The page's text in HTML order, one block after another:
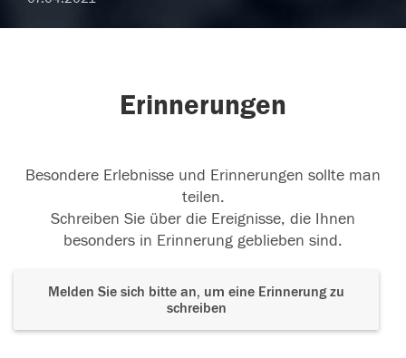
Erinnerungen
Besondere Erlebnisse und Erinnerungen sollte man
teilen.
Schreiben Sie über die Ereignisse, die Ihnen
besonders in Erinnerung geblieben sind.
Melden Sie sich bitte an, um eine Erinnerung zu
schreiben